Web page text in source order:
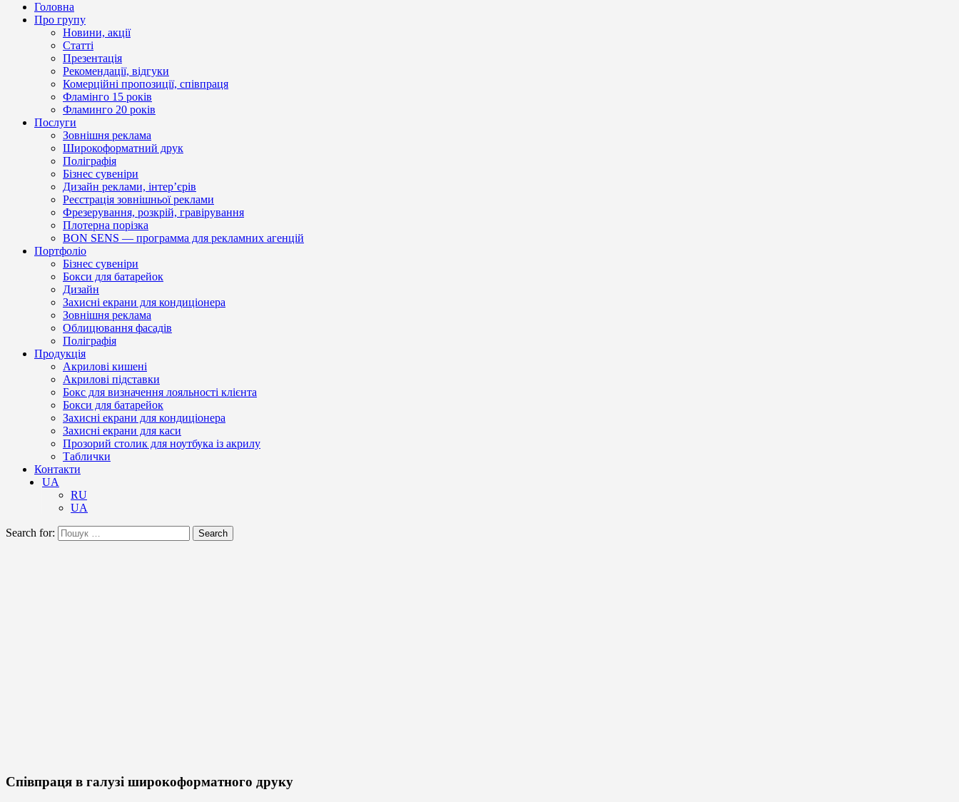
Головна
Про групу
Новини, акції
Статті
Презентація
Рекомендації, відгуки
Комерційні пропозиції, співпраця
Фламінго 15 років
Фламинго 20 років
Послуги
Зовнішня реклама
Широкоформатний друк
Поліграфія
Бізнес сувеніри
Дизайн реклами, інтер’єрів
Реєстрація зовнішньої реклами
Фрезерування, розкрій, гравірування
Плотерна порізка
BON SENS — программа для рекламних агенцій
Портфоліо
Бізнес сувеніри
Бокси для батарейок
Дизайн
Захисні екрани для кондиціонера
Зовнішня реклама
Облицювання фасадів
Поліграфія
Продукція
Акрилові кишені
Акрилові підставки
Бокс для визначення лояльності клієнта
Бокси для батарейок
Захисні екрани для кондиціонера
Захисні екрани для каси
Прозорий столик для ноутбука із акрилу
Таблички
Контакти
UA
RU
UA
Search for: Search
Співпраця в галузі широкоформатного друку